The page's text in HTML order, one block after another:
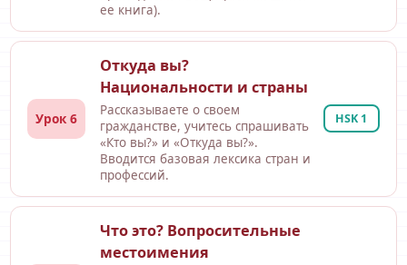
ее книга).
Урок 6
Откуда вы?
Национальности и страны
Рассказываете о своем
гражданстве, учитесь спрашивать
«Кто вы?» и «Откуда вы?».
Вводится базовая лексика стран и
профессий.
HSK 1
Что это? Вопросительные
местоимения